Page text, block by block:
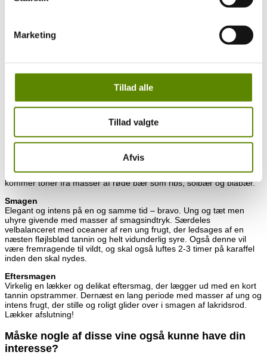
Marketing
Tillad alle
Tillad valgte
Afvis
De sælger faktisk en del druer til andre vinbønder, men det er mere
produktion af egen vin, men da de har investeret i nyt udstyr, så har
de valgt de første år, at sælge en del af deres druer, så de kan
finansiere moderniseringen af deres faciliteter. Igen et signal om, at
Se hele præsentationen af Domaine Jean VaudoiseyHER.
100% Pinot Noir
Smuk klar lyslilla farve i glasset, der dog er lidt mørkere end man
ofte ser i vinene fra Volnay.
Dufter er helt uimodståelig med en vidunderlig sødlig frugt. Der
kommer toner fra masser af røde bær som ribs, solbær og blåbær.
Smagen
Elegant og intens på en og samme tid – bravo. Ung og tæt men
uhyre givende med masser af smagsindtryk. Særdeles
velbalanceret med oceaner af ren ung frugt, der ledsages af en
næsten fløjlsblød tannin og helt vidunderlig syre. Også denne vil
være fremragende til vildt, og skal også luftes 2-3 timer på karaffel
inden den skal nydes.
Eftersmagen
Virkelig en lækker og delikat eftersmag, der lægger ud med en kort
tannin opstrammer. Dernæst en lang periode med masser af ung og
intens frugt, der stille og roligt glider over i smagen af lakridsrod.
Lækker afslutning!
Måske nogle af disse vine også kunne have din
interesse?